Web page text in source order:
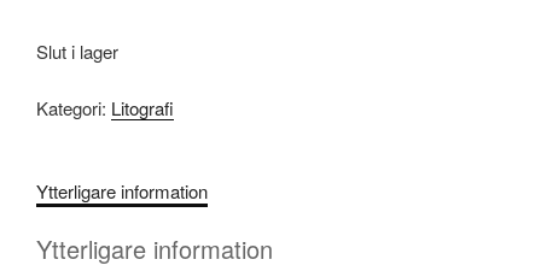
Slut i lager
Kategori: Litografi
Ytterligare information
Ytterligare information